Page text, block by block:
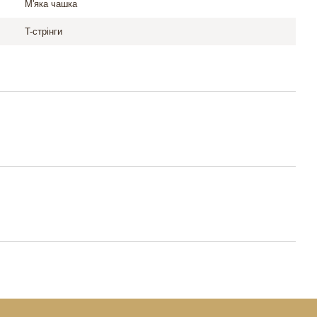
М'яка чашка
T-стрінги